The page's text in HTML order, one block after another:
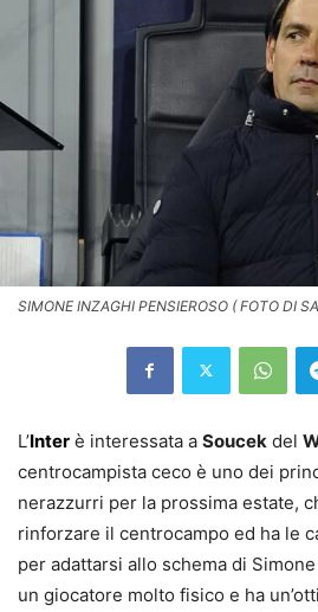
SIMONE INZAGHI PENSIEROSO ( FOTO DI
L’Inter è interessata a Soucek del
centrocampista ceco è uno dei
nerazzurri per la prossima estate,
rinforzare il centrocampo ed ha le
per adattarsi allo schema di Simone
un giocatore molto fisico e ha